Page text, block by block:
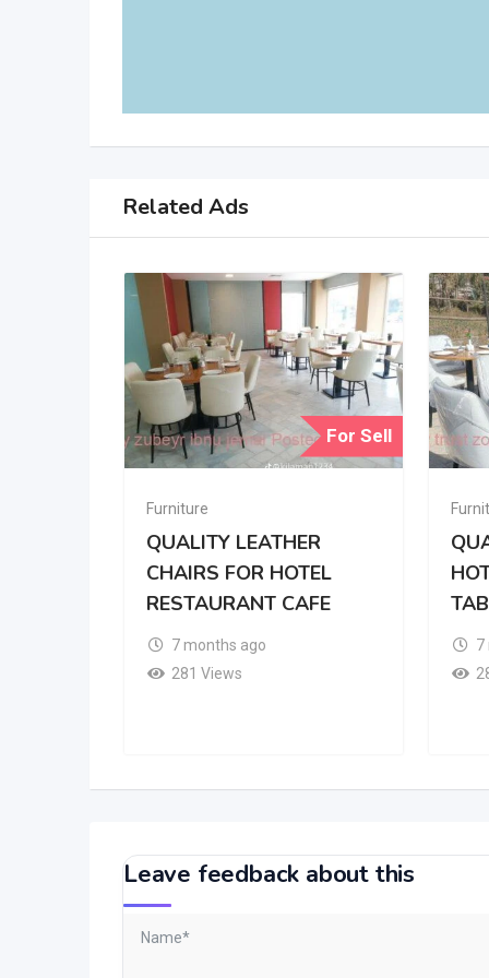
Related Ads
For Sell
Furniture
QUALITY LEATHER
CHAIRS FOR HOTEL
RESTAURANT CAFE
7 months ago
281 Views
7
Leave feedback about this